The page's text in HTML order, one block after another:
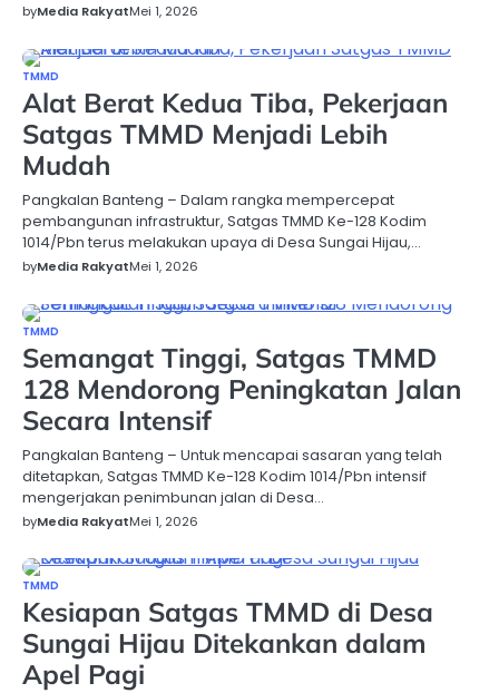
byMedia RakyatMei 1, 2026
TMMD
Alat Berat Kedua Tiba, Pekerjaan
Satgas TMMD Menjadi Lebih
Mudah
Pangkalan Banteng – Dalam rangka mempercepat
pembangunan infrastruktur, Satgas TMMD Ke-128 Kodim
1014/Pbn terus melakukan upaya di Desa Sungai Hijau,…
byMedia RakyatMei 1, 2026
TMMD
Semangat Tinggi, Satgas TMMD
128 Mendorong Peningkatan Jalan
Secara Intensif
Pangkalan Banteng – Untuk mencapai sasaran yang telah
ditetapkan, Satgas TMMD Ke-128 Kodim 1014/Pbn intensif
mengerjakan penimbunan jalan di Desa…
byMedia RakyatMei 1, 2026
TMMD
Kesiapan Satgas TMMD di Desa
Sungai Hijau Ditekankan dalam
Apel Pagi